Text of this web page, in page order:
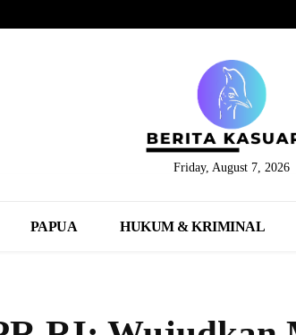
Friday, August 7, 2026
PAPUA HUKUM & KRIMINAL